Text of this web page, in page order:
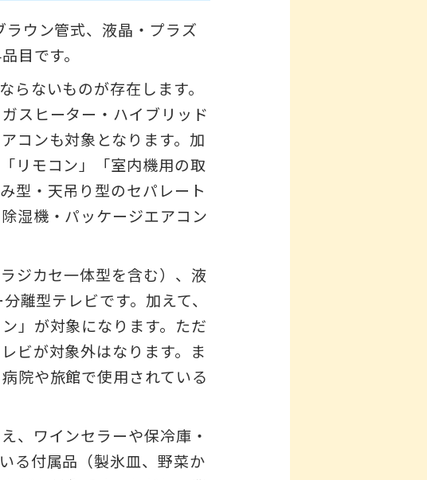
ウン管式、液晶・プラズ
目です。
ないものが存在します。
スヒーター・ハイブリッド
コンも対象となります。加
リモコン」「室内機用の取
型・天吊り型のセパレート
湿機・パッケージエアコン
ジカセ一体型を含む）、液
離型テレビです。加えて、
」が対象になります。ただ
ビが対象外はなります。ま
院や旅館で使用されている
、ワインセラーや保冷庫・
る付属品（製氷皿、野菜か